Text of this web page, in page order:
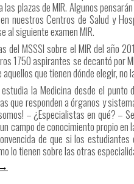
plazas de MIR. Algunos
nuestros Centros de Salud y
al siguiente examen MIR.
del MSSSI sobre el MIR del año
1750 aspirantes se decantó por
que tienen dónde elegir,
la Medicina desde el
que responden a órganos y
– ¿Especialistas en qué? –
campo de conocimiento propio
de que si los
lo tienen sobre las otras
→